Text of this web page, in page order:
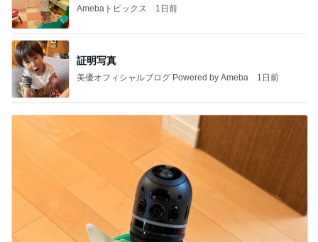
Amebaトピックス 1日前
証明写真
美優オフィシャルブログ Powered by Ameba 1日前